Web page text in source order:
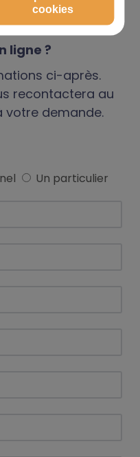
ligne ?
ci-après.
recontactera au
votre demande.
Un particulier
cookies